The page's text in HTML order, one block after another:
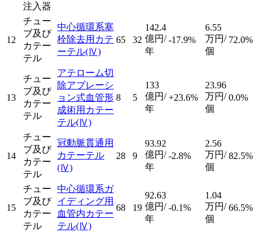
注入器
12
チュー
ブ及び
カテー
テル
中心循環系塞
栓除去用カテ
ーテル(Ⅳ)
65 32
142.4
億円/
年
-17.9%
6.55
万円/
個
72.0%
13
チュー
ブ及び
カテー
テル
アテローム切
除アブレーシ
ョン式血管形
成術用カテー
テル(Ⅳ)
8 5
133
億円/
年
+23.6%
23.96
万円/
個
0.0%
14
チュー
ブ及び
カテー
テル
冠動脈貫通用
カテーテル
(Ⅳ)
28 9
93.92
億円/
年
-2.8%
2.56
万円/
個
82.5%
15
チュー
ブ及び
カテー
テル
中心循環系ガ
イディング用
血管内カテー
テル(Ⅳ)
68 19
92.63
億円/
年
-0.1%
1.04
万円/
個
66.5%